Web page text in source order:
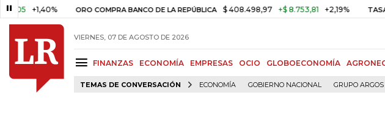
+1,40% ORO COMPRA BANCO DE LA REPÚBLICA $ 408.498,97 +$ 8.753,81 +2,19% TASA DE
VIERNES, 07 DE AGOSTO DE 2026
FINANZAS ECONOMÍA EMPRESAS OCIO GLOBOECONOMÍA
TEMAS DE CONVERSACIÓN ECONOMÍA GOBIERNO NACIONAL GRUPO ARGOS